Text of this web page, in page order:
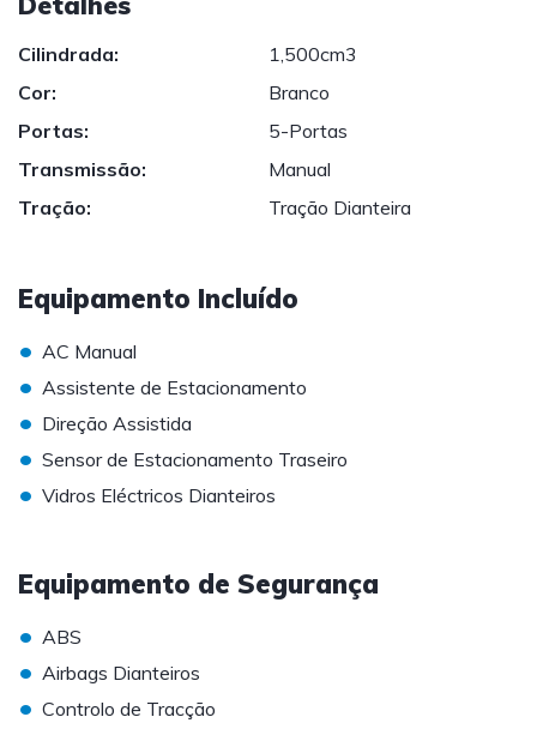
Cilindrada:
1,500cm3
Cor:
Branco
Portas:
5-Portas
Transmissão:
Manual
Tração:
Tração Dianteira
Equipamento Incluído
• AC Manual
• Assistente de Estacionamento
• Direção Assistida
• Sensor de Estacionamento Traseiro
• Vidros Eléctricos Dianteiros
Equipamento de Segurança
• ABS
• Airbags Dianteiros
• Controlo de Tracção